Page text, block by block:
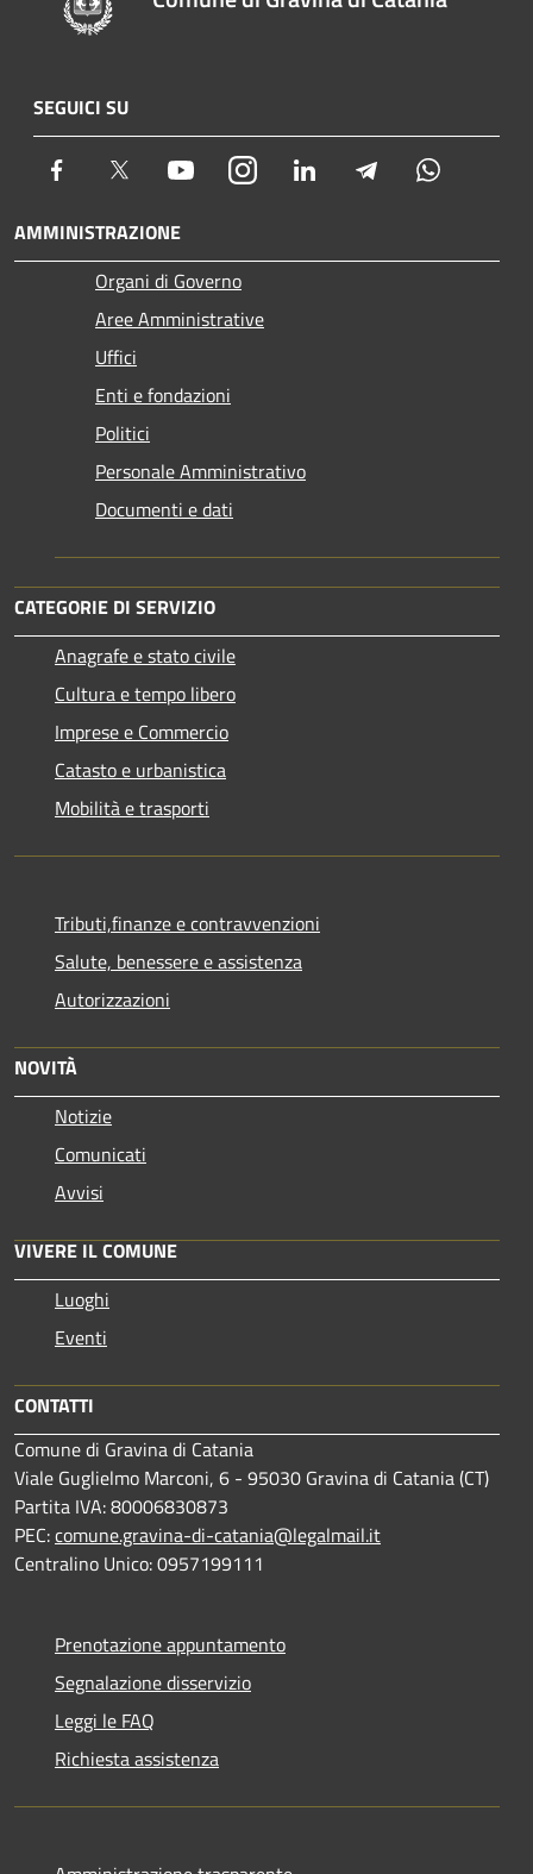
SEGUICI SU
Facebook Twitter YoutubeInstagram LinkedIn Telegram
AMMINISTRAZIONE
Organi di Governo
Aree Amministrative
Uffici
Enti e fondazioni
Politici
Personale Amministrativo
Documenti e dati
CATEGORIE DI SERVIZIO
Anagrafe e stato civile
Cultura e tempo libero
Imprese e Commercio
Catasto e urbanistica
Mobilità e trasporti
Tributi,finanze e contravvenzioni
Salute, benessere e assistenza
Autorizzazioni
NOVITÀ
Notizie
Comunicati
Avvisi
VIVERE IL COMUNE
Luoghi
Eventi
CONTATTI
Comune di Gravina di Catania
Viale Guglielmo Marconi, 6 - 95030 Gravina di Catania (CT)
Partita IVA: 80006830873
PEC:comune.gravina-di-catania@legalmail.it
Centralino Unico: 0957199111
Prenotazione appuntamento
Segnalazione disservizio
Leggi le FAQ
Richiesta assistenza